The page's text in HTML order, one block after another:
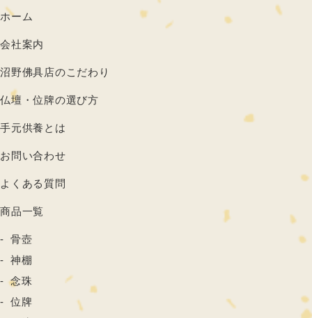
ホーム
会社案内
沼野佛具店のこだわり
仏壇・位牌の選び方
手元供養とは
お問い合わせ
よくある質問
商品一覧
骨壺
神棚
念珠
位牌